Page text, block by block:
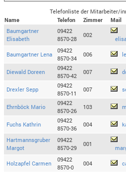
Telefonliste der Mitarbeiter/
Name
Telefon Zimmer
Mail
Baumgartner
Elisabeth
09422
8570-28
002
Baumgartner Lena
09422
8570-34
006
Diewald Doreen
09422
8570-42
007
Drexler Sepp
09422
8570-11
007
Ehrnböck Mario
09422
8570-26
103
Fuchs Kathrin
09422
8570-36
004
Hartmannsgruber
Margot
09422
8570-29
001
Holzapfel Carmen
09422
8570-0
004